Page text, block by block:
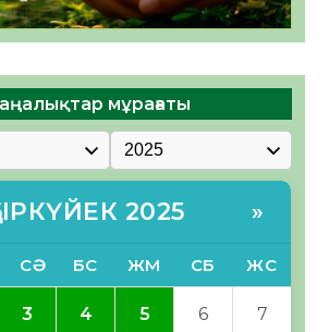
мұрағаты
2025 »
СӘ БС ЖМ СБ ЖС
3 4 5 6 7